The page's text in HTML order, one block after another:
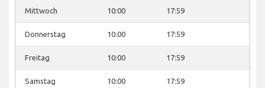
Mittwoch 10:00 17:59
Donnerstag 10:00 17:59
Freitag 10:00 17:59
Samstag 10:00 17:59